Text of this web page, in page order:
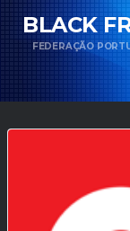
BLACK
FEDERAÇÃO